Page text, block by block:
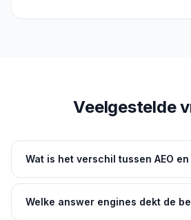
Veelgestelde
Wat is het verschil tussen AEO en
Welke answer engines dekt de